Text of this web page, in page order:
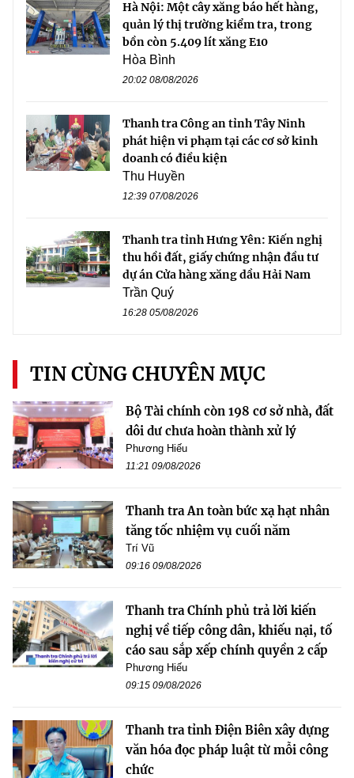
Hà Nội: Một cây xăng báo hết hàng,
quản lý thị trường kiểm tra, trong
bồn còn 5.409 lít xăng E10
Hòa Bình
20:02 08/08/2026
Thanh tra Công an tỉnh Tây Ninh
phát hiện vi phạm tại các cơ sở kinh
doanh có điều kiện
Thu Huyền
12:39 07/08/2026
Thanh tra tỉnh Hưng Yên: Kiến nghị
thu hồi đất, giấy chứng nhận đầu tư
dự án Cửa hàng xăng dầu Hải Nam
Trần Quý
16:28 05/08/2026
TIN CÙNG CHUYÊN MỤC
Bộ Tài chính còn 198 cơ sở nhà, đất
dôi dư chưa hoàn thành xử lý
Phương Hiếu
11:21 09/08/2026
Thanh tra An toàn bức xạ hạt nhân
tăng tốc nhiệm vụ cuối năm
Trí Vũ
09:16 09/08/2026
Thanh tra Chính phủ trả lời kiến
nghị về tiếp công dân, khiếu nại, tố
cáo sau sắp xếp chính quyền 2 cấp
Phương Hiếu
09:15 09/08/2026
Thanh tra tỉnh Điện Biên xây dựng
văn hóa đọc pháp luật từ mỗi công
chức